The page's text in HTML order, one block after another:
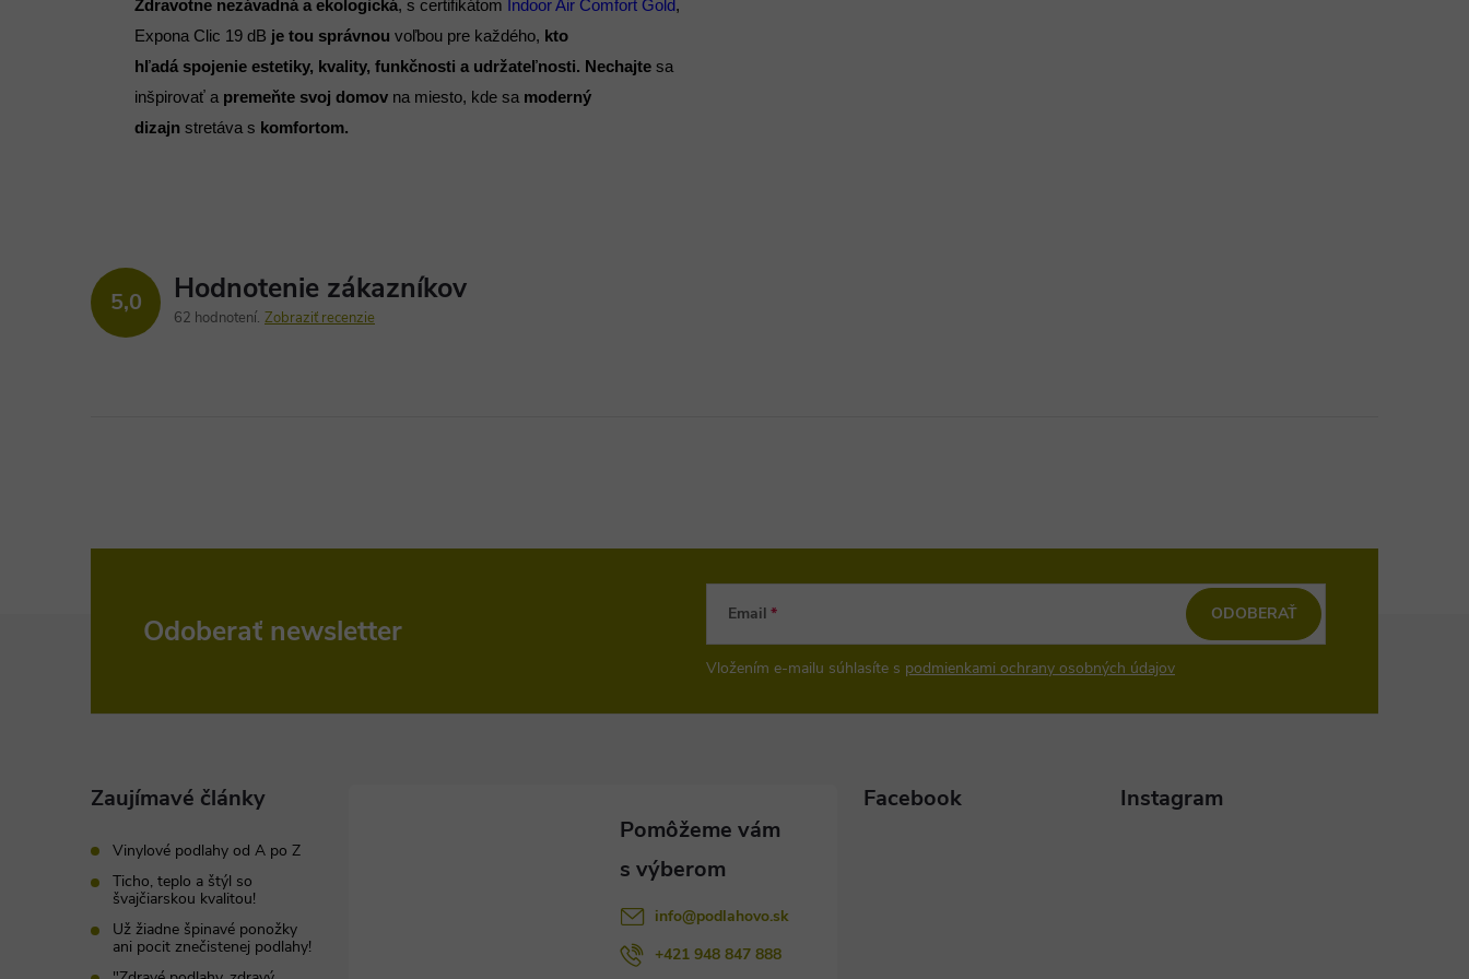
Zdravotne nezávadná a ekologická, s certifikátom Indoor Air Comfort Gold,
Expona Clic 19 dB je tou správnou voľbou pre každého, kto
hľadá spojenie estetiky, kvality, funkčnosti a udržateľnosti. Nechajte sa
inšpirovať a premeňte svoj domov na miesto, kde sa moderný
dizajn stretáva s komfortom.
5,0 Hodnotenie zákazníkov
62 hodnotení Zobraziť recenzie
Odoberať newsletter Email
Vložením e-mailu súhlasíte s podmienkami ochrany osobných údajov
ODOBERAŤ
Zaujímavé články
Vinylové podlahy od A po Z
Ticho, teplo a štýl so
švajčiarskou kvalitou!
Už žiadne špinavé ponožky
ani pocit znečistenej podlahy!
info@podlahovo.sk
+421 948 847 888
Facebook Instagram